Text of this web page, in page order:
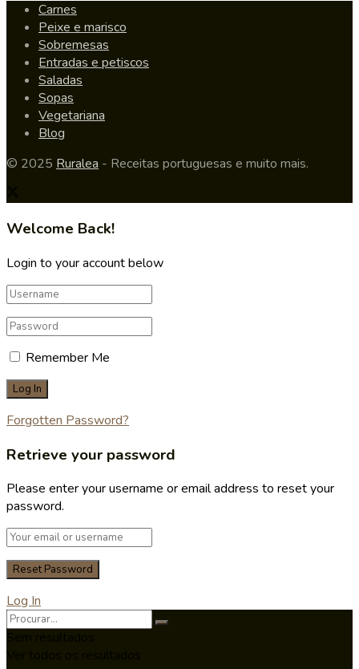
Carnes
Peixe e marisco
Sobremesas
Entradas e petiscos
Saladas
Sopas
Vegetariana
Blog
© 2025 Ruralea - Receitas portuguesas e muito mais.
Welcome Back!
Login to your account below
Remember Me
Forgotten Password?
Retrieve your password
Please enter your username or email address to reset your
password.
Log In